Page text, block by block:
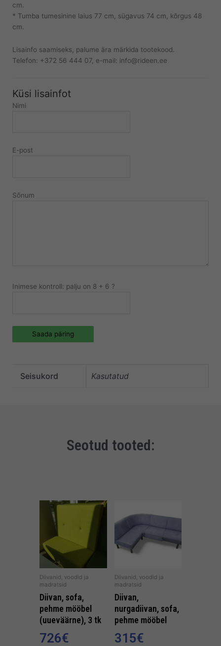
cm.
* Tumba tumesinine laius 77 cm, sügavus 74 cm, kõrgus 48
cm.
Lisainfo saamiseks, palume ära märkida tootekood.
Telefon: +372 56 444 07, e-mail: info@rideen.ee
Küsi lisainfot
Nimi
E-post
Sõnum
Inimese kontroll: palju on 8 + 6 ?
Saada päring
Seisukord Kasutatud
Seotud tooted:
Diivanid, voodid ja
madratsid
Diivan, sofa,
pehme mööbel
(uueväärne), 3 tk
726€
Diivanid, voodid ja
madratsid
Diivan,
nurgadiivan, sofa,
pehme mööbel
315€